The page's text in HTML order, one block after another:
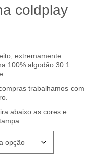
coldplay
extremamente
100% algodão 30.1
trabalhamos com
abaixo as cores e